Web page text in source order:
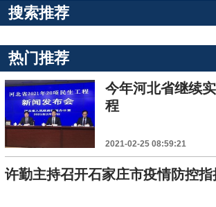
搜索推荐
热门推荐
今年河北省继续
程
2021-02-25 08:59:21
许勤主持召开石家庄市疫情防控指